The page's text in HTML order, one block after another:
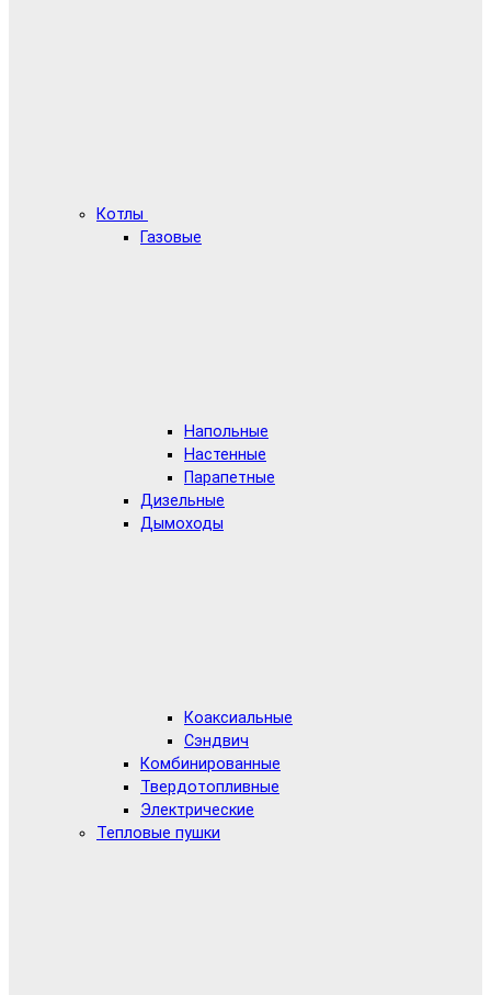
Котлы
Газовые
Напольные
Настенные
Парапетные
Дизельные
Дымоходы
Коаксиальные
Сэндвич
Комбинированные
Твердотопливные
Электрические
Тепловые пушки